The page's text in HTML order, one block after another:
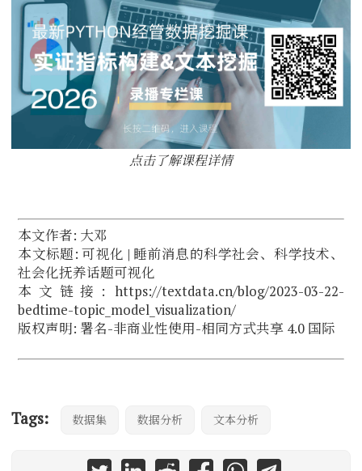
点击了解课程详情
本文作者: 大邓
本文标题: 可视化 | 睡前消息的科学社会、科学技术、
社会化抚养话题可视化
本文链接: https://textdata.cn/blog/2023-03-22-
bedtime-topic_model_visualization/
版权声明: 署名-非商业性使用-相同方式共享 4.0 国际
Tags: 数据集 数据分析 文本分析